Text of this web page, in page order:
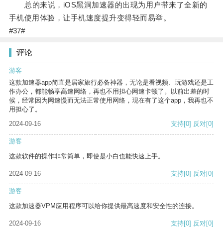
总的来说，iOS黑洞加速器的出现为用户带来了全新的
手机使用体验，让手机速度提升变得轻而易举。
#37#
评论
游客
这款加速器app简直是居家旅行必备神器，无论是看视频、玩游戏还是工
作办公，都能畅享高速网络，再也不用担心网速卡顿了。以前出差的时
候，经常因为网速慢而无法正常使用网络，现在有了这个app，我再也不
用担心了。
2024-09-16
支持[0] 反对[0]
游客
这款软件的操作非常简单，即使是小白也能快速上手。
2024-09-16 支持[0] 反对[0]
游客
这款加速器VPM应用程序可以给你提供最高速度和安全性的连接。
2024-09-16 支持[0] 反对[0]